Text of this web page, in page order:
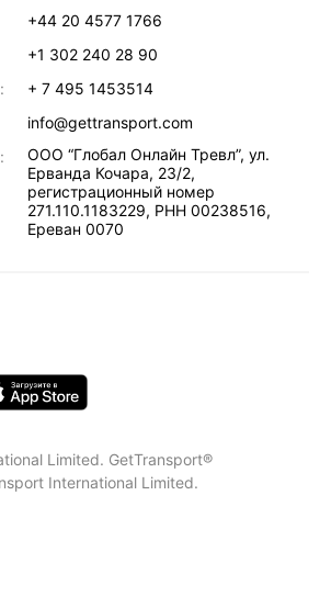
+44 20 4577 1766
+1 302 240 28 90
+ 7 495 1453514
info@gettransport.com
ООО “Глобал Онлайн Тревл”, ул.
Ерванда Кочара, 23/2,
регистрационный номер
271.110.1183229, РНН 00238516,
Ереван 0070
Limited. GetTransport®
International Limited.